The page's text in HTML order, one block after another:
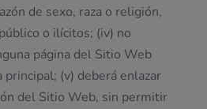
de sexo, raza o religión,
o ilícitos; (iv) no
página del Sitio Web
(v) deberá enlazar
del Sitio Web, sin permitir